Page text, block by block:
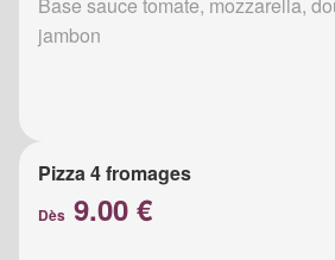
jambon
Pizza 4 fromages
Dès 9.00 €